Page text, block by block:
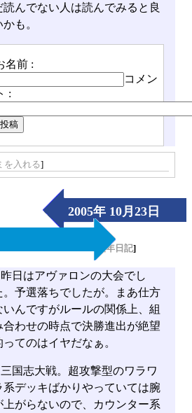
読んでない人は読んでみると良
かも。
名前 :
コメン
:
を入れる]
2005年 10月23日
（Sun）
長年日記]
昨日はアヴァロンの大会でし
。予選落ちでしたが。まあ仕方
いんですがルールの関係上、組
合わせの時点で決勝進出が絶望
ってのはイヤだなぁ。
三国志大戦。超攻撃型のワラワ
系デッキばかりやっていては腕
上がらないので、カウンター系